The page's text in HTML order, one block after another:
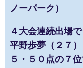
ノーパーク）
４大会連続出場
平野歩夢（２７
５・５０点の７